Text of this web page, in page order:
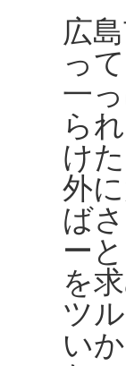
広
っ
一
ら
け
外
ば
ー
を
ツ
い